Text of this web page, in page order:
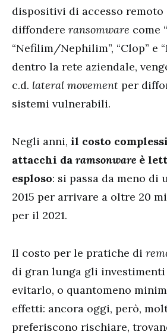
dispositivi di accesso remoto
diffondere ransomware come “
“Nefilim/Nephilim”, “Clop” e
dentro la rete aziendale,
c.d. lateral movement per
sistemi vulnerabili.
Negli anni, il costo
attacchi da ramsonware è
esploso: si passa da meno di
2015 per arrivare a oltre 20
per il 2021.
Il costo per le pratiche di
di gran lunga gli investimenti
evitarlo, o quantomeno
effetti: ancora oggi, però,
preferiscono rischiare,